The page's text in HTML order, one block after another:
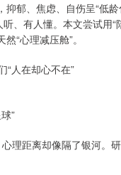
郁、焦虑、自伤呈“低
、有人懂。本文尝试用
“心理减压舱”。
“人在却心不在”
”
理距离却像隔了银河。